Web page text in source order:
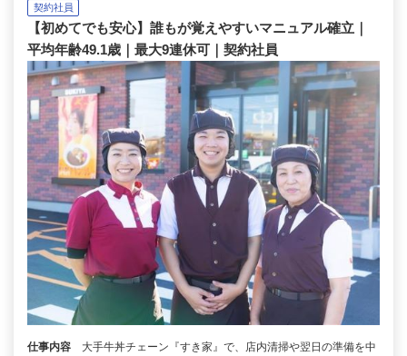
契約社員
【初めてでも安心】誰もが覚えやすいマニュアル確立｜
平均年齢49.1歳｜最大9連休可｜契約社員
仕事内容
大手牛丼チェーン『すき家』で、店内清掃や翌日の準備を中